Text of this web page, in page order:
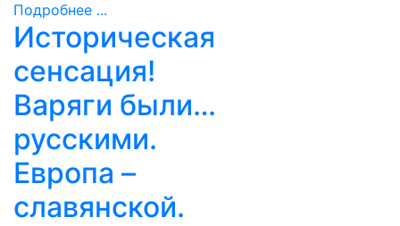
Подробнее ...
Историческая
сенсация!
Варяги были…
русскими.
Европа –
славянской.